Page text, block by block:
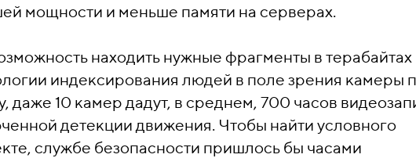
мощности и меньше памяти на серверах.
находить нужные фрагменты в терабайтах
индексирования людей в поле зрения камеры
10 камер дадут, в среднем, 700 часов
детекции движения. Чтобы найти условного
службе безопасности пришлось бы часами